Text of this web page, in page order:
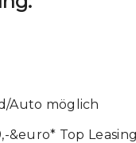
Auto möglich
&euro* Top